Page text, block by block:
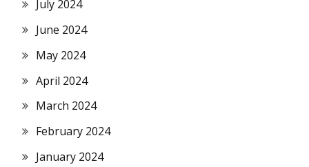
July 2024
June 2024
May 2024
April 2024
March 2024
February 2024
January 2024